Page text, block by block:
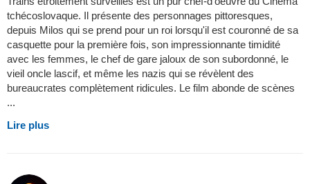
tchécoslovaque. Il présente des personnages pittoresques,
depuis Milos qui se prend pour un roi lorsqu'il est couronné de sa
casquette pour la première fois, son impressionnante timidité
avec les femmes, le chef de gare jaloux de son subordonné, le
vieil oncle lascif, et même les nazis qui se révèlent des
bureaucrates complètement ridicules. Le film abonde de scènes
...
Lire plus